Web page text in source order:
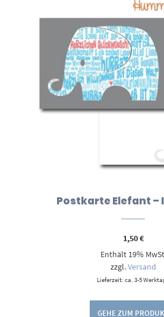
Postkarte Elefant –
1,50€
Enthält 19%
zzgl.Versand
Lieferzeit: ca. 3-5
GEHE ZUM